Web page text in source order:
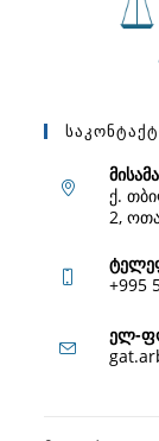
ქ.
2,
+995
in
ელ-